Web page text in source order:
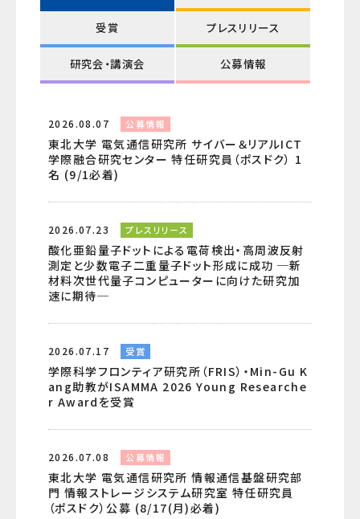
2026.08.07 公募情報
東北大学 電気通信研究所 サイバー＆リアルICT
学際融合研究センター 特任研究員（ポスドク） 1
名 (9/1必着)
2026.07.23 プレスリリース
酸化亜鉛量子ドットによる電荷検出・高周波反射
測定と少数電子二重量子ドット形成に成功 ─新
材料次世代量子コンピューターに向けた研究加
速に期待─
2026.07.17 受賞
学際科学フロンティア研究所（FRIS）・Min-Gu K
ang助教がISAMMA 2026 Young Researche
r Awardを受賞
2026.07.08 公募情報
東北大学 電気通信研究所 情報通信基盤研究部
門 情報ストレージシステム研究室 特任研究員
（ポスドク）公募 (8/17(月)必着)
受賞 プレスリリース
研究会・講演会 公募情報